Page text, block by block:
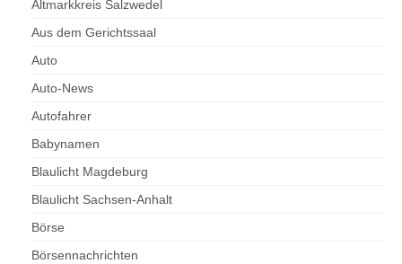
Altmarkkreis Salzwedel
Aus dem Gerichtssaal
Auto
Auto-News
Autofahrer
Babynamen
Blaulicht Magdeburg
Blaulicht Sachsen-Anhalt
Börse
Börsennachrichten